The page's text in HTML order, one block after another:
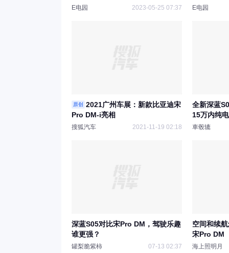
E电园 2023-05-25 07:37 E电园
原创
2021广州车展：新款比亚迪宋
Pro DM-i亮相
搜狐汽车 2021-11-19 02:18
全新深蓝
15万内纯
車毂辘
深蓝S05对比宋Pro DM，驾驶乐趣
谁更强？
罐梨脆紫柿 07-13 02:37
空间和续
宋Pro DM
海上照明月